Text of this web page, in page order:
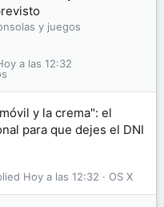
y juegos
a las 12:32
y la crema": el
para que dejes el DNI
OS X
Hoy a las 12:32